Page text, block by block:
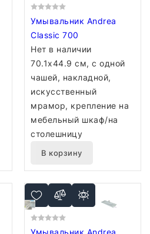
Умывальник Andrea
Classic 700
Нет в наличии
70.1x44.9 см, с одной
чашей, накладной,
искусственный
мрамор, крепление на
мебельный шкаф/на
столешницу
В корзину
Умывальник Andrea